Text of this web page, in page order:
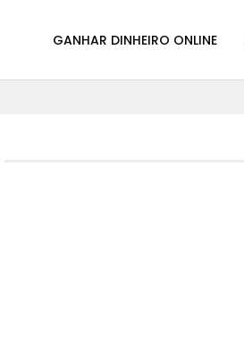
GANHAR DINHEIRO ONLINE